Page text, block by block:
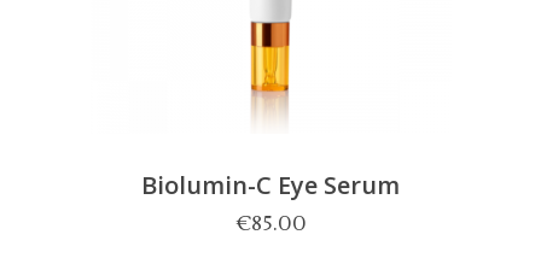
Biolumin-C Eye Serum
€85.00